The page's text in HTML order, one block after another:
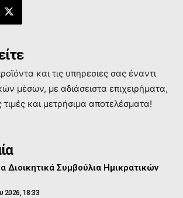
και τις υπηρεσιες σας έναντι
μέσων, με αδιάσειστα επιχειρήματα,
τιμές και μετρήσιμα αποτελέσματα!
Διοικητικά Συμβούλια Ημικρατικών
2026, 18:33